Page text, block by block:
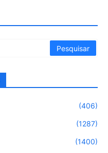
(406)
(1287)
(1400)